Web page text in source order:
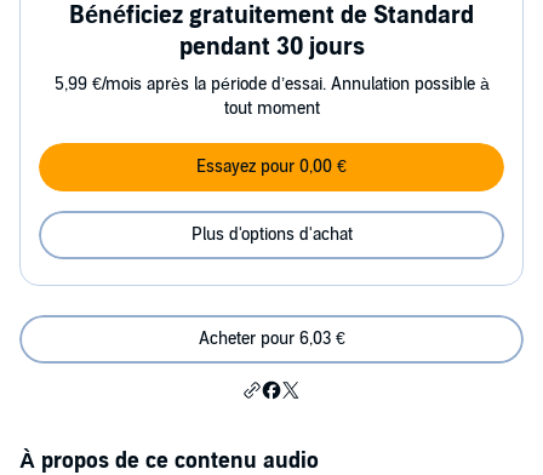
Bénéficiez gratuitement de Standard
pendant 30 jours
5,99 €/mois après la période d’essai. Annulation possible à
tout moment
Essayez pour 0,00 €
Plus d'options d'achat
Acheter pour 6,03 €
À propos de ce contenu audio